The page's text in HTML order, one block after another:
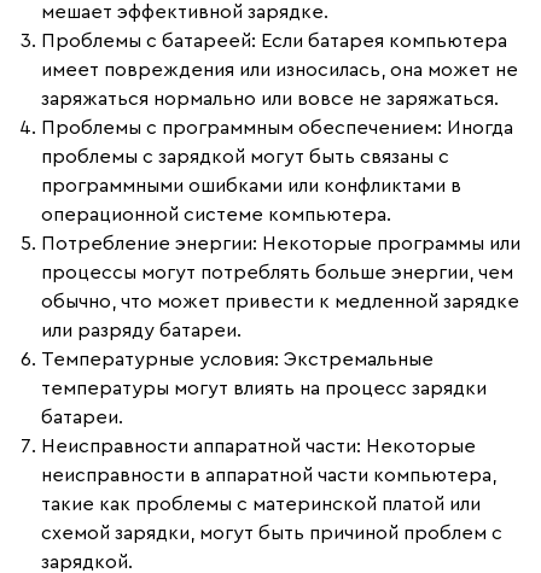
мешает эффективной зарядке.
Проблемы с батареей: Если батарея компьютера
имеет повреждения или износилась, она может не
заряжаться нормально или вовсе не заряжаться.
Проблемы с программным обеспечением: Иногда
проблемы с зарядкой могут быть связаны с
программными ошибками или конфликтами в
операционной системе компьютера.
Потребление энергии: Некоторые программы или
процессы могут потреблять больше энергии, чем
обычно, что может привести к медленной зарядке
или разряду батареи.
Температурные условия: Экстремальные
температуры могут влиять на процесс зарядки
батареи.
Неисправности аппаратной части: Некоторые
неисправности в аппаратной части компьютера,
такие как проблемы с материнской платой или
схемой зарядки, могут быть причиной проблем с
зарядкой.